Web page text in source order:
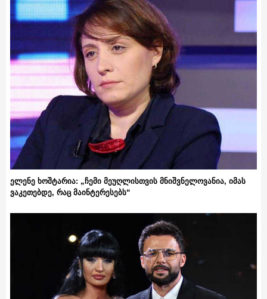
ელენე ხოშტარია: „ჩემი მეუღლისთვის მნიშვნელოვანია, იმას
ვაკეთებდე, რაც მაინტერესებს“